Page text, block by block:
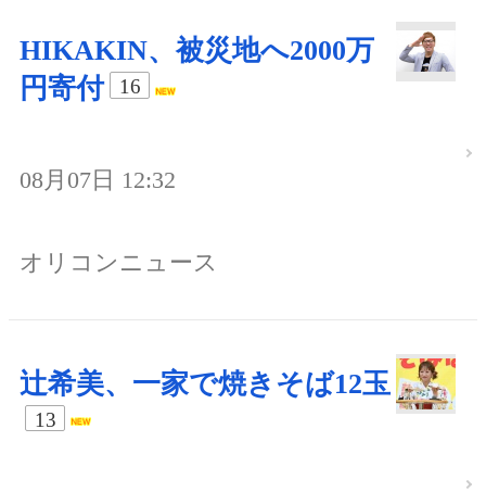
HIKAKIN、被災地へ2000万
円寄付
16
08月07日 12:32
オリコンニュース
辻希美、一家で焼きそば12玉
13